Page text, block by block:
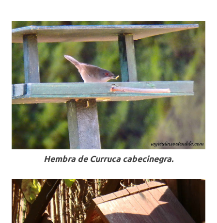
Hembra de Curruca cabecinegra.